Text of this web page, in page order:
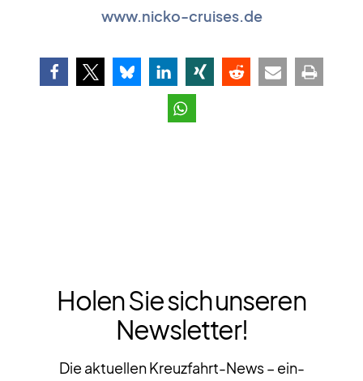
www.nicko-cruises.de
Holen Sie sich unseren
Newsletter!
Die aktuellen Kreuzfahrt-News – ein-